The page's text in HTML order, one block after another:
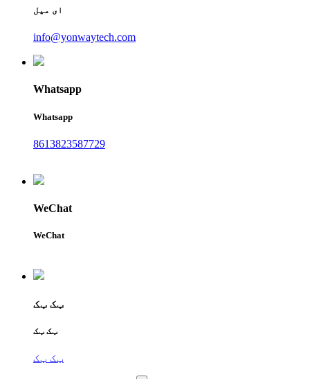
ای میل
info@yonwaytech.com
Whatsapp
Whatsapp
8613823587729
WeChat
WeChat
ټک ټک
ټک ټک
ټک ټک